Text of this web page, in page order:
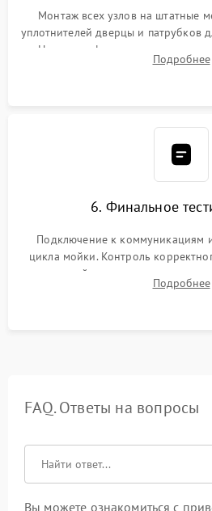
Монтаж всех узлов на штатные
уплотнителей дверцы и патрубков
Надежная фиксация хомутов
сборка корпуса и установка
Подробнее
6. Финальное
Подключение к коммуникациям
цикла мойки. Контроль
до нужной температуры,
штатного слива и абсолютной
Подробнее
FAQ. Ответы на вопросы
Вы можете ознакомиться с